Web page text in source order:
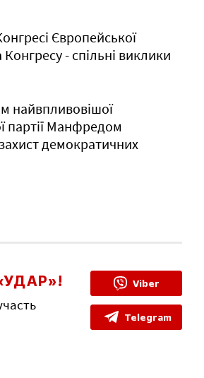
Європейської
Конгресу - спільні виклики
найвпливовішої
партії Манфредом
демократичних
Viber
Telegram